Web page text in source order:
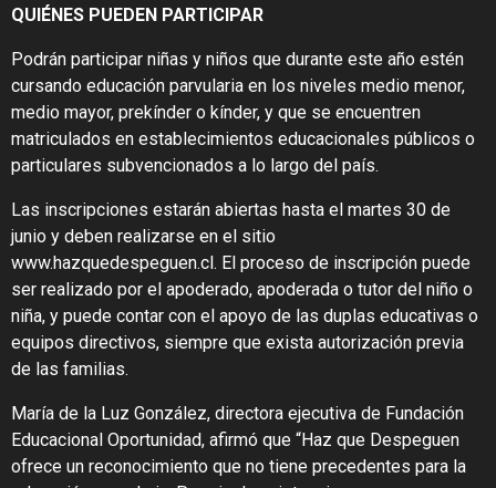
QUIÉNES PUEDEN PARTICIPAR
Podrán participar niñas y niños que durante este año estén
cursando educación parvularia en los niveles medio menor,
medio mayor, prekínder o kínder, y que se encuentren
matriculados en establecimientos educacionales públicos o
particulares subvencionados a lo largo del país.
Las inscripciones estarán abiertas hasta el martes 30 de
junio y deben realizarse en el sitio
www.hazquedespeguen.cl. El proceso de inscripción puede
ser realizado por el apoderado, apoderada o tutor del niño o
niña, y puede contar con el apoyo de las duplas educativas o
equipos directivos, siempre que exista autorización previa
de las familias.
María de la Luz González, directora ejecutiva de Fundación
Educacional Oportunidad, afirmó que “Haz que Despeguen
ofrece un reconocimiento que no tiene precedentes para la